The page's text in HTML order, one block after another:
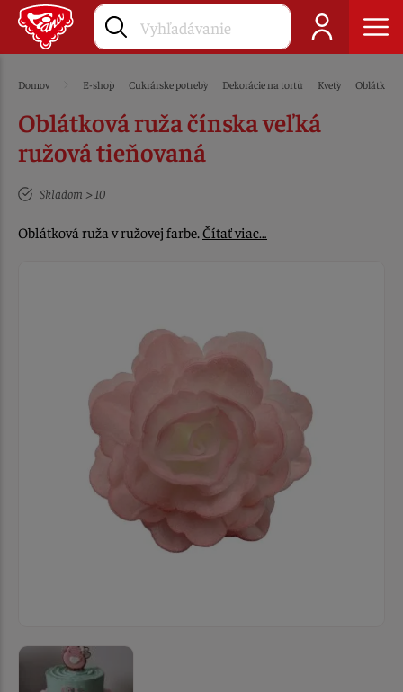
Domov E-shop Cukrárske potreby Dekorácie na tortu Kvety Oblátkové
Oblátková ruža čínska veľká
ružová tieňovaná
Skladom > 10
Oblátková ruža v ružovej farbe.Čítať viac…